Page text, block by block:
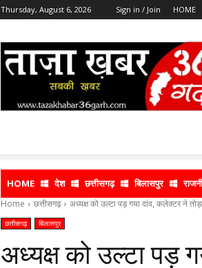
Thursday, August 6, 2026 Sign in / Join HOME
HOME देश छत्तीसगढ़ बिलासपुर
Home छत्तीसगढ़ अध्यक्ष को उल्टा पड़ गया दांव, कलेक्टर ने
छत्तीसगढ़ बिलासपुर
अध्यक्ष को उल्टा पड़